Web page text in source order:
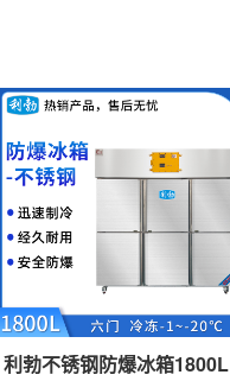
利勃不锈钢防爆冰箱1800L